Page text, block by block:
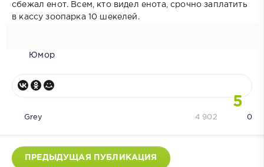
сбежал енот. Всем, кто видел енота, срочно заплатить
в кассу зоопарка 10 шекелей.
Юмор
5
Grey 0
4 902
ПРЕДЫДУЩАЯ ПУБЛИКАЦИЯ